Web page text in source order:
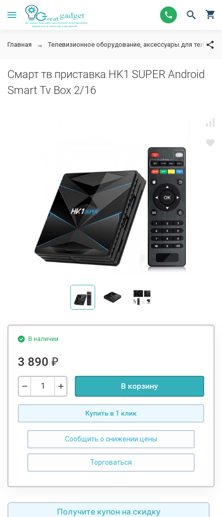
Главная Телевизионное оборудование, аксессуары для
Смарт тв приставка HK1 SUPER Android
Smart Tv Box 2/16
В наличии
3 890 ₽
В корзину
Купить в 1 клик
Сообщить о снижении цены
Получите купон на скидку